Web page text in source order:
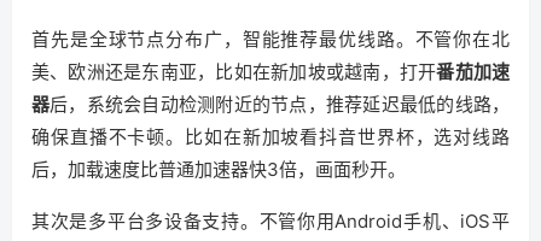
首先是全球节点分布广，智能推荐最优线路。不管你在北
美、欧洲还是东南亚，比如在新加坡或越南，打开番茄加速
器后，系统会自动检测附近的节点，推荐延迟最低的线路，
确保直播不卡顿。比如在新加坡看抖音世界杯，选对线路
后，加载速度比普通加速器快3倍，画面秒开。
其次是多平台多设备支持。不管你用Android手机、iOS平